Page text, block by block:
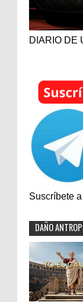
DIARIO DE
Suscríbete
DAÑO